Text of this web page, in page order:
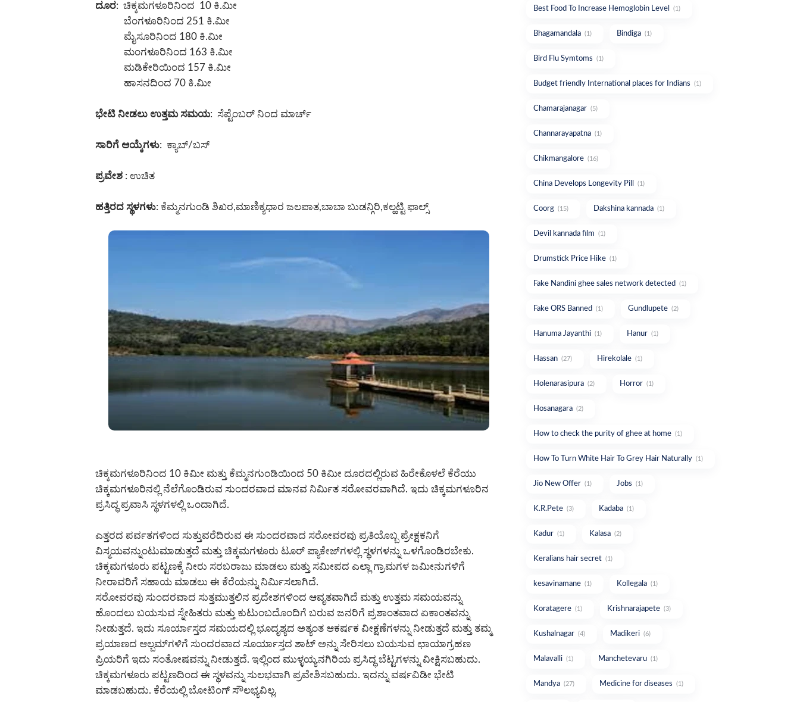
ದೂರ: ಚಿಕ್ಕಮಗಳೂರಿನಿಂದ 10 ಕಿ.ಮೀ
ಬೆಂಗಳೂರಿನಿಂದ 251 ಕಿ.ಮೀ
ಮೈಸೂರಿನಿಂದ 180 ಕಿ.ಮೀ
ಮಂಗಳೂರಿನಿಂದ 163 ಕಿ.ಮೀ
ಮಡಿಕೇರಿಯಿಂದ 157 ಕಿ.ಮೀ
ಹಾಸನದಿಂದ 70 ಕಿ.ಮೀ
ಭೇಟಿ ನೀಡಲು ಉತ್ತಮ ಸಮಯ: ಸೆಪ್ಟೆಂಬರ್ ನಿಂದ ಮಾರ್ಚ್
ಸಾರಿಗೆ ಆಯ್ಕೆಗಳು: ಕ್ಯಾಬ್/ಬಸ್
ಪ್ರವೇಶ : ಉಚಿತ
ಹತ್ತಿರದ ಸ್ಥಳಗಳು: ಕೆಮ್ಮನಗುಂಡಿ ಶಿಖರ,ಮಾಣಿಕ್ಯಧಾರ ಜಲಪಾತ,ಬಾಬಾ ಬುಡನ್ಗಿರಿ,ಕಲ್ಹಟ್ಟಿ ಫಾಲ್ಸ್
ಚಿಕ್ಕಮಗಳೂರಿನಿಂದ 10 ಕಿಮೀ ಮತ್ತು ಕೆಮ್ಮನಗುಂಡಿಯಿಂದ 50 ಕಿಮೀ ದೂರದಲ್ಲಿರುವ ಹಿರೇಕೊಳಲೆ ಕೆರೆಯು
ಚಿಕ್ಕಮಗಳೂರಿನಲ್ಲಿ ನೆಲೆಗೊಂಡಿರುವ ಸುಂದರವಾದ ಮಾನವ ನಿರ್ಮಿತ ಸರೋವರವಾಗಿದೆ. ಇದು ಚಿಕ್ಕಮಗಳೂರಿನ
ಪ್ರಸಿದ್ಧ ಪ್ರವಾಸಿ ಸ್ಥಳಗಳಲ್ಲಿ ಒಂದಾಗಿದೆ.
ಎತ್ತರದ ಪರ್ವತಗಳಿಂದ ಸುತ್ತುವರೆದಿರುವ ಈ ಸುಂದರವಾದ ಸರೋವರವು ಪ್ರತಿಯೊಬ್ಬ ಪ್ರೇಕ್ಷಕನಿಗೆ
ವಿಸ್ಮಯವನ್ನುಂಟುಮಾಡುತ್ತದೆ ಮತ್ತು ಚಿಕ್ಕಮಗಳೂರು ಟೂರ್ ಪ್ಯಾಕೇಜ್‌ಗಳಲ್ಲಿ ಸ್ಥಳಗಳನ್ನು ಒಳಗೊಂಡಿರಬೇಕು.
ಚಿಕ್ಕಮಗಳೂರು ಪಟ್ಟಣಕ್ಕೆ ನೀರು ಸರಬರಾಜು ಮಾಡಲು ಮತ್ತು ಸಮೀಪದ ಎಲ್ಲಾ ಗ್ರಾಮಗಳ ಜಮೀನುಗಳಿಗೆ
ನೀರಾವರಿಗೆ ಸಹಾಯ ಮಾಡಲು ಈ ಕೆರೆಯನ್ನು ನಿರ್ಮಿಸಲಾಗಿದೆ.
ಸರೋವರವು ಸುಂದರವಾದ ಸುತ್ತಮುತ್ತಲಿನ ಪ್ರದೇಶಗಳಿಂದ ಆವೃತವಾಗಿದೆ ಮತ್ತು ಉತ್ತಮ ಸಮಯವನ್ನು
ಹೊಂದಲು ಬಯಸುವ ಸ್ನೇಹಿತರು ಮತ್ತು ಕುಟುಂಬದೊಂದಿಗೆ ಬರುವ ಜನರಿಗೆ ಪ್ರಶಾಂತವಾದ ಏಕಾಂತವನ್ನು
ನೀಡುತ್ತದೆ. ಇದು ಸೂರ್ಯಾಸ್ತದ ಸಮಯದಲ್ಲಿ ಭೂದೃಶ್ಯದ ಅತ್ಯಂತ ಆಕರ್ಷಕ ವೀಕ್ಷಣೆಗಳನ್ನು ನೀಡುತ್ತದೆ ಮತ್ತು ತಮ್ಮ
ಪ್ರಯಾಣದ ಆಲ್ಬಮ್‌ಗಳಿಗೆ ಸುಂದರವಾದ ಸೂರ್ಯಾಸ್ತದ ಶಾಟ್ ಅನ್ನು ಸೇರಿಸಲು ಬಯಸುವ ಛಾಯಾಗ್ರಹಣ
ಪ್ರಿಯರಿಗೆ ಇದು ಸಂತೋಷವನ್ನು ನೀಡುತ್ತದೆ. ಇಲ್ಲಿಂದ ಮುಳ್ಳಯ್ಯನಗಿರಿಯ ಪ್ರಸಿದ್ಧ ಬೆಟ್ಟಗಳನ್ನು ವೀಕ್ಷಿಸಬಹುದು.
ಚಿಕ್ಕಮಗಳೂರು ಪಟ್ಟಣದಿಂದ ಈ ಸ್ಥಳವನ್ನು ಸುಲಭವಾಗಿ ಪ್ರವೇಶಿಸಬಹುದು. ಇದನ್ನು ವರ್ಷವಿಡೀ ಭೇಟಿ
ಮಾಡಬಹುದು. ಕೆರೆಯಲ್ಲಿ ಬೋಟಿಂಗ್ ಸೌಲಭ್ಯವಿಲ್ಲ.
Best Food To Increase Hemoglobin Level (1)
Bhagamandala (1) Bindiga (1)
Bird Flu Symtoms (1)
Budget friendly International places for Indians (1)
Chamarajanagar (5)
Channarayapatna (1)
Chikmangalore (16)
China Develops Longevity Pill (1)
Coorg (15) Dakshina kannada (1)
Devil kannada film (1)
Drumstick Price Hike (1)
Fake Nandini ghee sales network detected (1)
Fake ORS Banned (1) Gundlupete (2)
Hanuma Jayanthi (1) Hanur (1)
Hassan (27) Hirekolale (1)
Holenarasipura (2) Horror (1)
Hosanagara (2)
How to check the purity of ghee at home (1)
How To Turn White Hair To Grey Hair Naturally (1)
Jio New Offer (1) Jobs (1)
K.R.Pete (3) Kadaba (1)
Kadur (1) Kalasa (2)
Keralians hair secret (1)
kesavinamane (1) Kollegala (1)
Koratagere (1) Krishnarajapete (3)
Kushalnagar (4) Madikeri (6)
Malavalli (1) Manchetevaru (1)
Mandya (27) Medicine for diseases (1)